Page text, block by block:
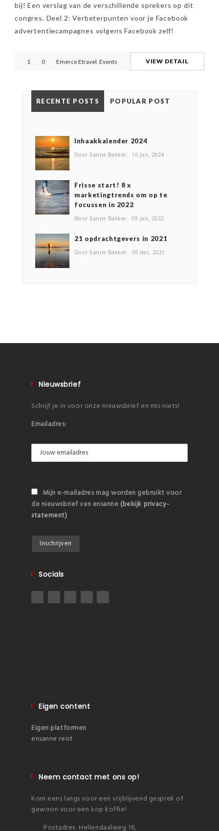
bij! Een verslag van de verschillende sprekers op dit
congres. Deel 2: Verbeterpunten voor je Facebook
advertentiecampagnes volgens Facebook zelf!
1 0 Emerce Etravel, Events VIEW DETAIL
RECENTE POSTS POPULAR POST
Inhaakkalender 2024
Door Sanne Bakker 16 jan, 2024
Frisse start! 8 x
marketingtrends om op te
focussen in 2022
Door Sanne Bakker 05 jan, 2022
2️1 opdrachtgevers in 2021
Door Sanne Bakker 30 dec, 2021
Nieuwsbrief
Schrijf je in voor onze nieuwsbrief en mis niets!
Emailadres:
Mijn e-mailadres mag worden gebruikt voor
de nieuwsbrief van ensanne (bekijk privacy-
statement)
Socials
Eigen content
Eigen platformen
ensanne reist
Neem contact met ons op!
Kom eens langs voor een vrijblijvend gesprek of
gewoon voor een kop koffie!
Postadres: Hellendaalweg 16,